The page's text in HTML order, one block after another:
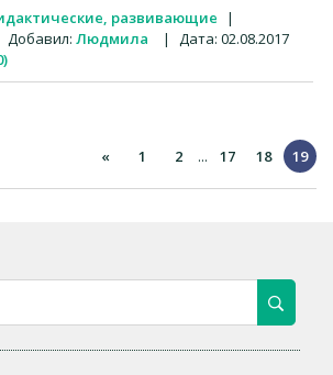
развивающие
|
Добавил: Людмила | Дата: 02.08.2017
« 1 2 ... 17 18 19